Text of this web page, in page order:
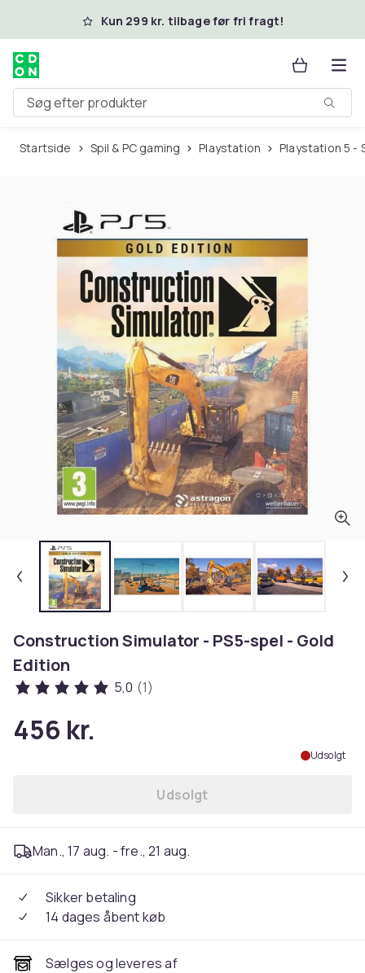
Spring til hovedindhold
Kun 299 kr. tilbage før fri fragt!
Søg efter produkter
Startside Spil & PC gaming Playstation Playstation 5 -
Construction Simulator - PS5-spel - Gold
Edition
5,0 (1)
456 kr.
Udsolgt
Udsolgt
Man., 17 aug. - fre., 21 aug.
Sikker betaling
14 dages åbent køb
Sælges og leveres af